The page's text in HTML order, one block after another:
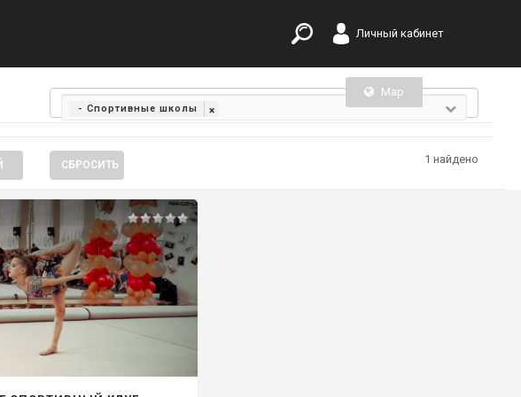
Личный кабинет
Map
List
- Спортивные школы ×
СБРОСИТЬ 1 найдено